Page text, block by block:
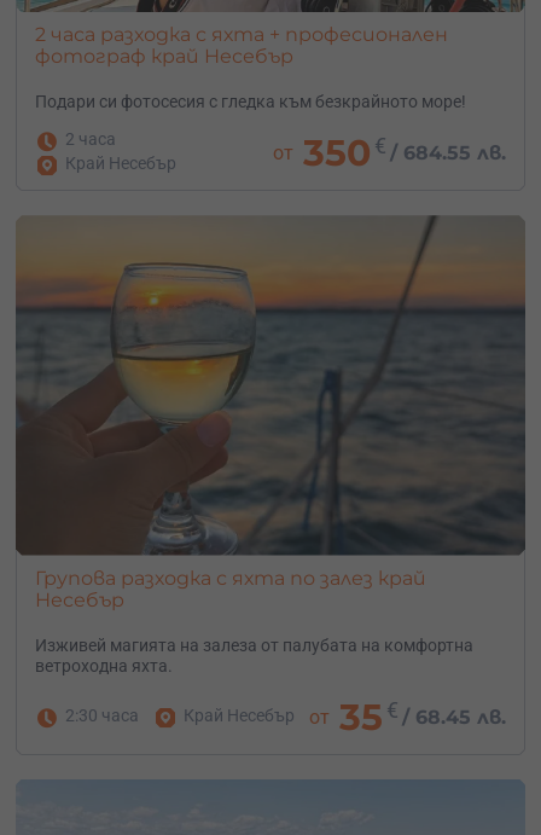
2 часа разходка с яхта + професионален
фотограф край Несебър
Подари си фотосесия с гледка към безкрайното море!
2 часа
Край Несебър
от 350 € / 684.55 лв.
Групова разходка с яхта по залез край
Несебър
Изживей магията на залеза от палубата на комфортна
ветроходна яхта.
2:30 часа Край Несебър от 35 € /68.45 лв.